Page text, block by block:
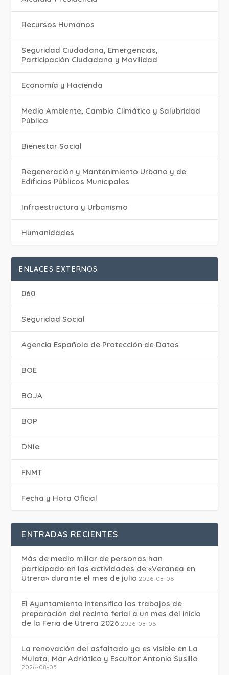
Recursos Humanos
Seguridad Ciudadana, Emergencias,
Participación Ciudadana y Movilidad
Economía y Hacienda
Medio Ambiente, Cambio Climático y Salubridad
Pública
Bienestar Social
Regeneración y Mantenimiento Urbano y de
Edificios Públicos Municipales
Infraestructura y Urbanismo
Humanidades
ENLACES EXTERNOS
060
Seguridad Social
Agencia Española de Protección de Datos
BOE
BOJA
BOP
DNIe
FNMT
Fecha y Hora Oficial
ENTRADAS RECIENTES
Más de medio millar de personas han
participado en las actividades de «Veranea en
Utrera» durante el mes de julio 2026-08-06
El Ayuntamiento intensifica los trabajos de
preparación del recinto ferial a un mes del inicio
de la Feria de Utrera 2026 2026-08-06
La renovación del asfaltado ya es visible en La
Mulata, Mar Adriático y Escultor Antonio Susillo
2026-08-05